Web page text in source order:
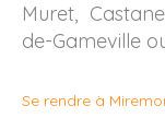
Muret,
de-Gameville
Se rendre à